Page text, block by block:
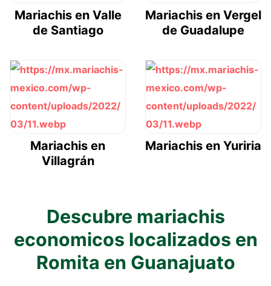
Mariachis en Valle
de Santiago
Mariachis en Vergel
de Guadalupe
Mariachis en
Villagrán
Mariachis en Yuriria
Descubre mariachis
economicos localizados en
Romita en Guanajuato